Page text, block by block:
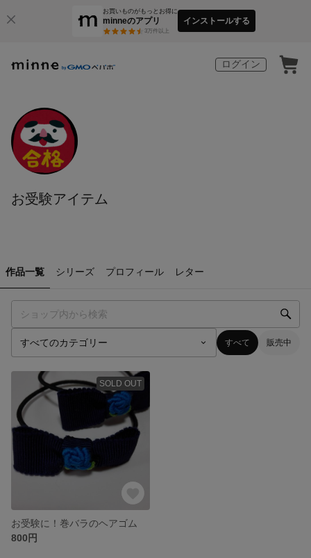
お買いものがもっとお得に
minneのアプリ
3万件以上
インストールする
ログイン
お受験アイテム
作品一覧 シリーズ プロフィール レター
すべて 販売中
SOLD OUT
お受験に！巻バラのヘアゴム
800円